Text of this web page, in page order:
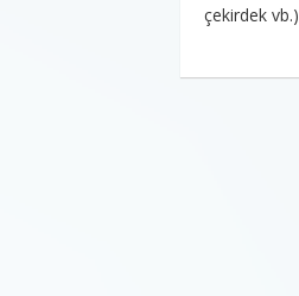
çekirdek vb.)